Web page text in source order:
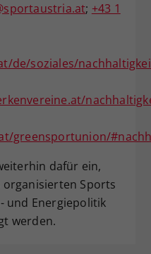
; +43 1
de/soziales/
greensportunion/
dafür ein,
organisierten Sports
und Energiepolitik
werden.